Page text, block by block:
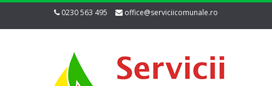
0230 563 495 office@serviciicomunale.ro